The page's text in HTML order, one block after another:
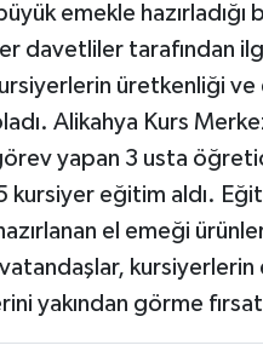
emekle hazırladığı
davetliler tarafından
üretkenliği ve
Alikahya Kurs
görev yapan 3 usta
kursiyer eğitim aldı.
el emeği
kursiyerlerin
yakından görme